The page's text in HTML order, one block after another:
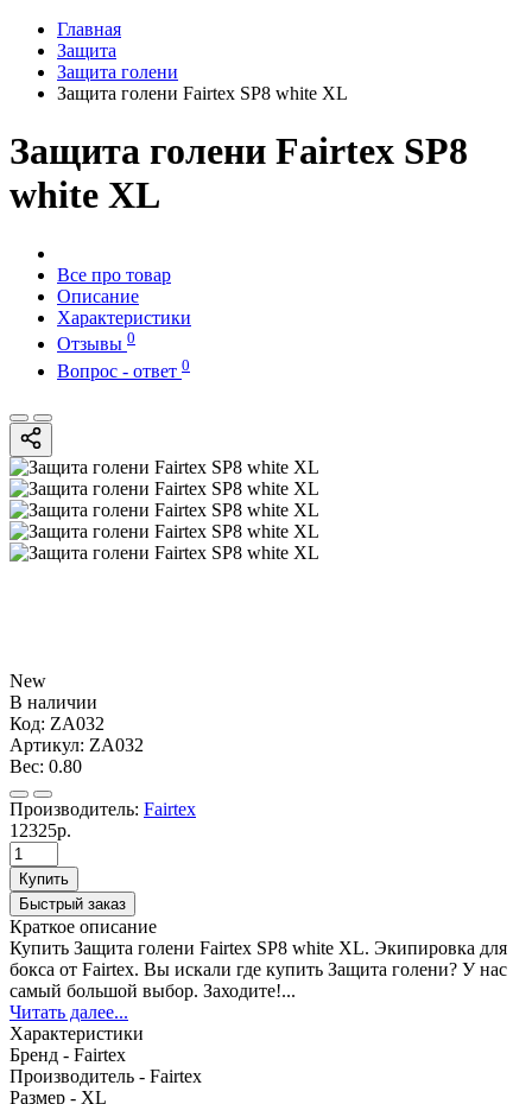
Главная
Защита
Защита голени
Защита голени Fairtex SP8 white XL
Защита голени Fairtex SP8
white XL
Все про товар
Описание
Характеристики
Отзывы 0
Вопрос - ответ 0
New
В наличии
Код: ZA032
Артикул: ZA032
Вес: 0.80
Производитель: Fairtex
12325р.
Купить
Быстрый заказ
Краткое описание
Купить Защита голени Fairtex SP8 white XL. Экипировка для
бокса от Fairtex. Вы искали где купить Защита голени? У нас
самый большой выбор. Заходите!...
Читать далее...
Характеристики
Бренд - Fairtex
Производитель - Fairtex
Размер - XL